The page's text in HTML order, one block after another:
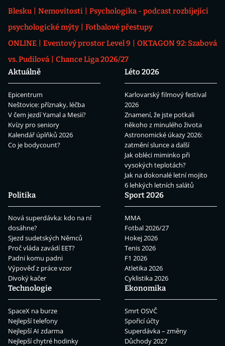
Blesku
Nemovitosti
Psychologika - podcast rozbíjející
psychologické mýty
Fotbalové přestupy
ONLINE
Eventový prostor Level 9
OKTAGON 92: Szabová
vs. Pudilová
Chance Liga 2026/27
Aktuálně
Epicentrum
Neštovice: příznaky, léčba
V čem jezdí Yamal a Mesii?
Kvízy pro seniory
Kalendář úplňků 2026
Co je bodycount?
Léto 2026
Karlovarský filmový festival
2026
Znamení, že jste potkali
někoho z minulého života
Astronomické úkazy 2026:
zatmění slunce a další
Jak obléci miminko při
vysokých teplotách?
Jak na dokonalé letní mojito
6 lehkých letních salátů
Politika
Nová superdávka: kdo na ní
dosáhne?
Sjezd sudetských Němců
Proč vláda zavádí EET?
Padni komu padni
Výpověď z práce vzor
Divoký kačer
Sport 2026
MMA
Fotbal 2026/27
Hokej 2026
Tenis 2026
F1 2026
Atletika 2026
Cyklistika 2026
Technologie
SpaceX na burze
Nejlepší telefony
Nejlepší AI zdarma
Nejlepší chytré hodinky
Ekonomika
Smrt OSVČ
Spořicí účty
Superdávka – změny
Důchody 2027